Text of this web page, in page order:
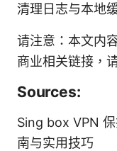
清理日志与本地
请注意：本文内
商业相关链接，
Sources:
Sing box VPN
南与实用技巧